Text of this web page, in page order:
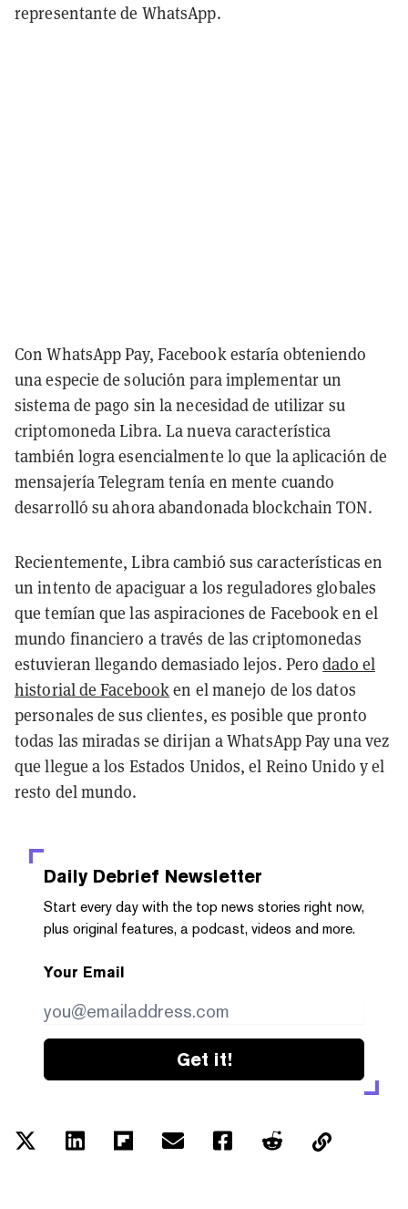
representante de WhatsApp.
Con WhatsApp Pay, Facebook estaría obteniendo
una especie de solución para implementar un
sistema de pago sin la necesidad de utilizar su
criptomoneda Libra. La nueva característica
también logra esencialmente lo que la aplicación de
mensajería Telegram tenía en mente cuando
desarrolló su ahora abandonada blockchain TON.
Recientemente, Libra cambió sus características en
un intento de apaciguar a los reguladores globales
que temían que las aspiraciones de Facebook en el
mundo financiero a través de las criptomonedas
estuvieran llegando demasiado lejos. Perodado el
historial de Facebooken el manejo de los datos
personales de sus clientes, es posible que pronto
todas las miradas se dirijan a WhatsApp Pay una vez
que llegue a los Estados Unidos, el Reino Unido y el
resto del mundo.
Daily Debrief Newsletter
Start every day with the top news stories right now,
plus original features, a podcast, videos and more.
Your Email
Get it!